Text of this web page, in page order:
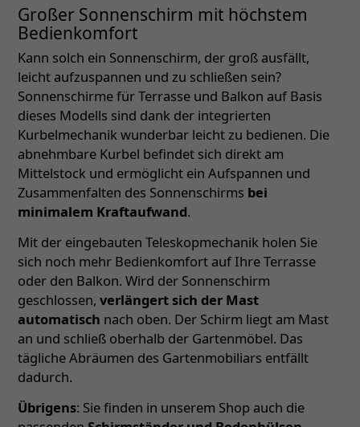
Großer Sonnenschirm mit höchstem
Bedienkomfort
Kann solch ein Sonnenschirm, der groß ausfällt,
leicht aufzuspannen und zu schließen sein?
Sonnenschirme für Terrasse und Balkon auf Basis
dieses Modells sind dank der integrierten
Kurbelmechanik wunderbar leicht zu bedienen. Die
abnehmbare Kurbel befindet sich direkt am
Mittelstock und ermöglicht ein Aufspannen und
Zusammenfalten des Sonnenschirms bei
minimalem Kraftaufwand.
Mit der eingebauten Teleskopmechanik holen Sie
sich noch mehr Bedienkomfort auf Ihre Terrasse
oder den Balkon. Wird der Sonnenschirm
geschlossen, verlängert sich der Mast
automatisch nach oben. Der Schirm liegt am Mast
an und schließ oberhalb der Gartenmöbel. Das
tägliche Abräumen des Gartenmobiliars entfällt
dadurch.
Übrigens: Sie finden in unserem Shop auch die